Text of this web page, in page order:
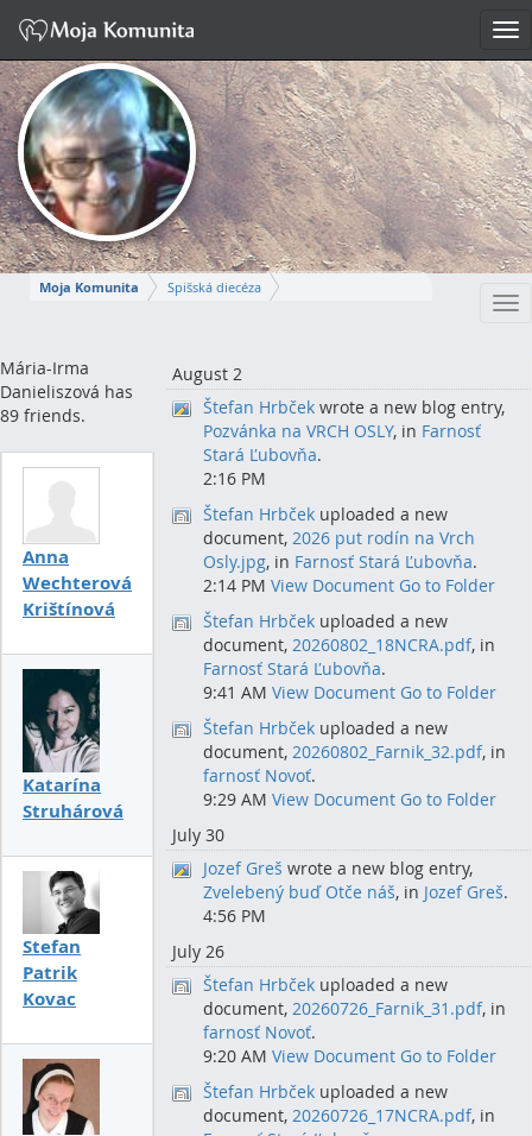
Moja Komunita
Spišská diecéza
MÁRIA-IRMA
Napísať správu
Mária-Irma
Danieliszová has
89 friends.
Anna
Wechterová
Krištínová
Katarína
Struhárová
Stefan
Patrik
Kovac
August 2
Štefan Hrbček wrote a new blog entry,
Pozvánka na VRCH OSLY, in Farnosť
Stará Ľubovňa.
2:16 PM
Štefan Hrbček uploaded a new
document, 2026 put rodín na Vrch
Osly.jpg, in Farnosť Stará Ľubovňa.
2:14 PM View Document Go to Folder
Štefan Hrbček uploaded a new
document, 20260802_18NCRA.pdf, in
Farnosť Stará Ľubovňa.
9:41 AM View Document Go to Folder
Štefan Hrbček uploaded a new
document, 20260802_Farnik_32.pdf, in
farnosť Novoť.
9:29 AM View Document Go to Folder
July 30
Jozef Greš wrote a new blog entry,
Zvelebený buď Otče náš, in Jozef Greš.
4:56 PM
July 26
Štefan Hrbček uploaded a new
document, 20260726_Farnik_31.pdf, in
farnosť Novoť.
9:20 AM View Document Go to Folder
Štefan Hrbček uploaded a new
document, 20260726_17NCRA.pdf, in